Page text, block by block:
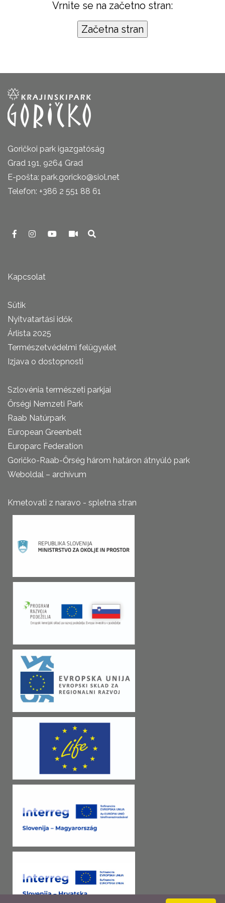
Vrnite se na začetno stran:
Goričkoi park igazgatóság
Grad 191, 9264 Grad
E-pošta: park.goricko@siol.net
Telefon: +386 2 551 88 61
Kapcsolat
Sütik
Nyitvatartási idők
Árlista 2025
Természetvédelmi felügyelet
Izjava o dostopnosti
Szlovénia természeti parkjai
Őrségi Nemzeti Park
Raab Natúrpark
European Greenbelt
Europarc Federation
Goričko-Raab-Őrség három határon átnyúló park
Weboldal – archívum
Kmetovati z naravo - spletna stran